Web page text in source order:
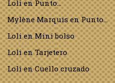
LolienPunto…
Mylène MarquisenPunto…
LolienMini bolso
LolienTarjetero
LolienCuello cruzado